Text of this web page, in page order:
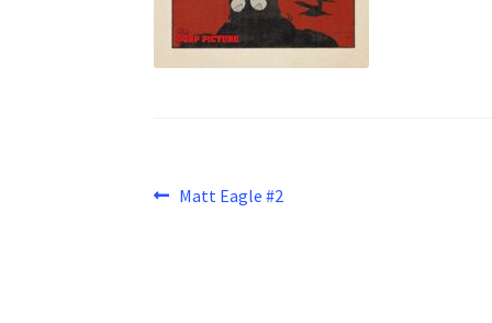
Beitragsnavigation
Vorheriger
Matt Eagle #2